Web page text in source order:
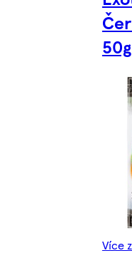
50g
Více